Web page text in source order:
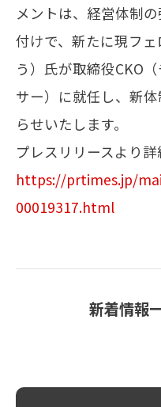
メンバー
メー
メントは、経営体制
付けで、新たに現フ
う）氏が取締役CKO
サー）に就任し、新
らせいたします。
プレスリリースより詳
https://prtimes.jp/
00019317.html
新着情報